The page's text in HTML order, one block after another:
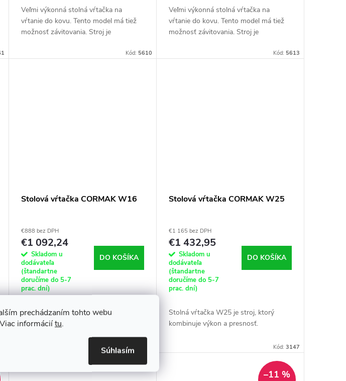
prechádzaním tohto webu
informáciítu.
Súhlasím
Veľmi výkonná stolná vŕtačka na
vŕtanie do kovu. Tento model má tiež
možnosť závitovania. Stroj je
Kód: 5610
Veľmi výkonná stolná vŕtačka na
vŕtanie do kovu. Tento model má tiež
možnosť závitovania. Stroj je
Kód: 5613
Stolová vŕtačka CORMAK W16
€888 bez DPH
€1 092,24
Skladom u
dodávateľa
(štandartne
doručíme do 5-7
prac. dní)
DO KOŠÍKA
Stolná vŕtačka W16 sa vyznačuje
tuhou konštrukciou a skvelým
Kód:
Stolová vŕtačka CORMAK W25
€1 165 bez DPH
€1 432,95
Skladom u
dodávateľa
(štandartne
doručíme do 5-7
prac. dní)
DO KOŠÍKA
Stolná vŕtačka W25 je stroj, ktorý
kombinuje výkon a presnosť.
Kód: 3147
–11 %